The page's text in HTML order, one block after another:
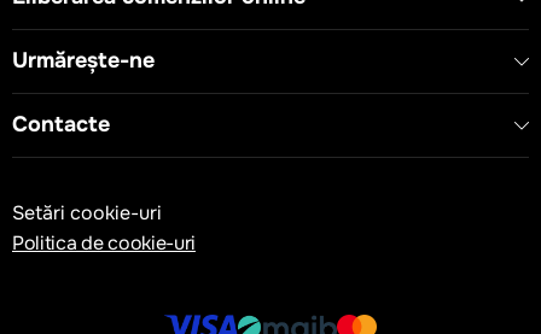
Urmărește-ne
Contacte
Setări cookie-uri
Politica de cookie-uri